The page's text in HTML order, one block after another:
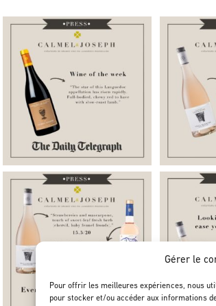
Gérer le
Pour offrir les meilleures expériences, nous
pour stocker et/ou accéder aux informations